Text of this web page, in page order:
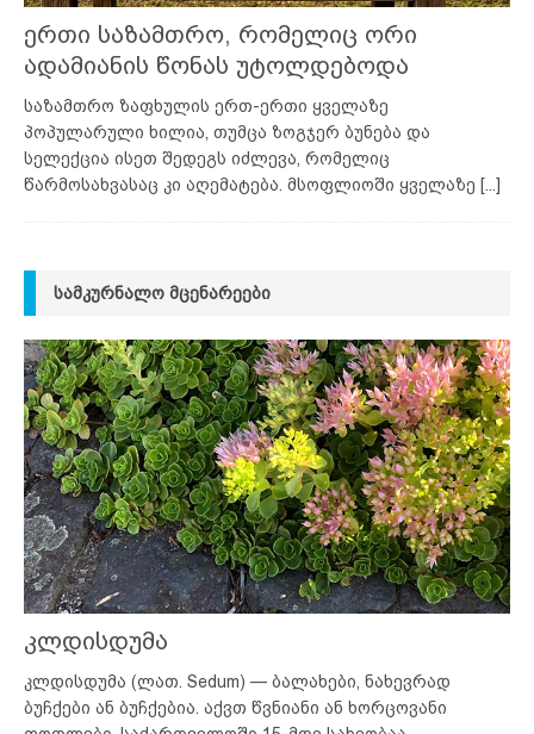
ერთი საზამთრო, რომელიც ორი
ადამიანის წონას უტოლდებოდა
საზამთრო ზაფხულის ერთ-ერთი ყველაზე
პოპულარული ხილია, თუმცა ზოგჯერ ბუნება და
სელექცია ისეთ შედეგს იძლევა, რომელიც
წარმოსახვასაც კი აღემატება. მსოფლიოში ყველაზე [...]
ᲡᲐᲛᲙᲣᲠᲜᲐᲚᲝ ᲛᲪᲔᲜᲐᲠᲔᲔᲑᲘ
კლდისდუმა
კლდისდუმა (ლათ. Sedum) — ბალახები, ნახევრად
ბუჩქები ან ბუჩქებია. აქვთ წვნიანი ან ხორცოვანი